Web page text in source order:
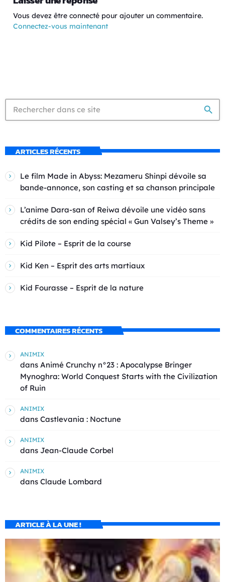
Vous devez être connecté pour ajouter un commentaire.
Connectez-vous maintenant
search
ARTICLES RÉCENTS
Le film Made in Abyss: Mezameru Shinpi dévoile sa
bande-annonce, son casting et sa chanson principale
L’anime Dara-san of Reiwa dévoile une vidéo sans
crédits de son ending spécial « Gun Valsey’s Theme »
Kid Pilote – Esprit de la course
Kid Ken – Esprit des arts martiaux
Kid Fourasse – Esprit de la nature
COMMENTAIRES RÉCENTS
ANIMIX
dans Animé Crunchy n°23 : Apocalypse Bringer
Mynoghra: World Conquest Starts with the Civilization
of Ruin
ANIMIX
dans Castlevania : Noctune
ANIMIX
dans Jean-Claude Corbel
ANIMIX
dans Claude Lombard
ARTICLE À LA UNE !